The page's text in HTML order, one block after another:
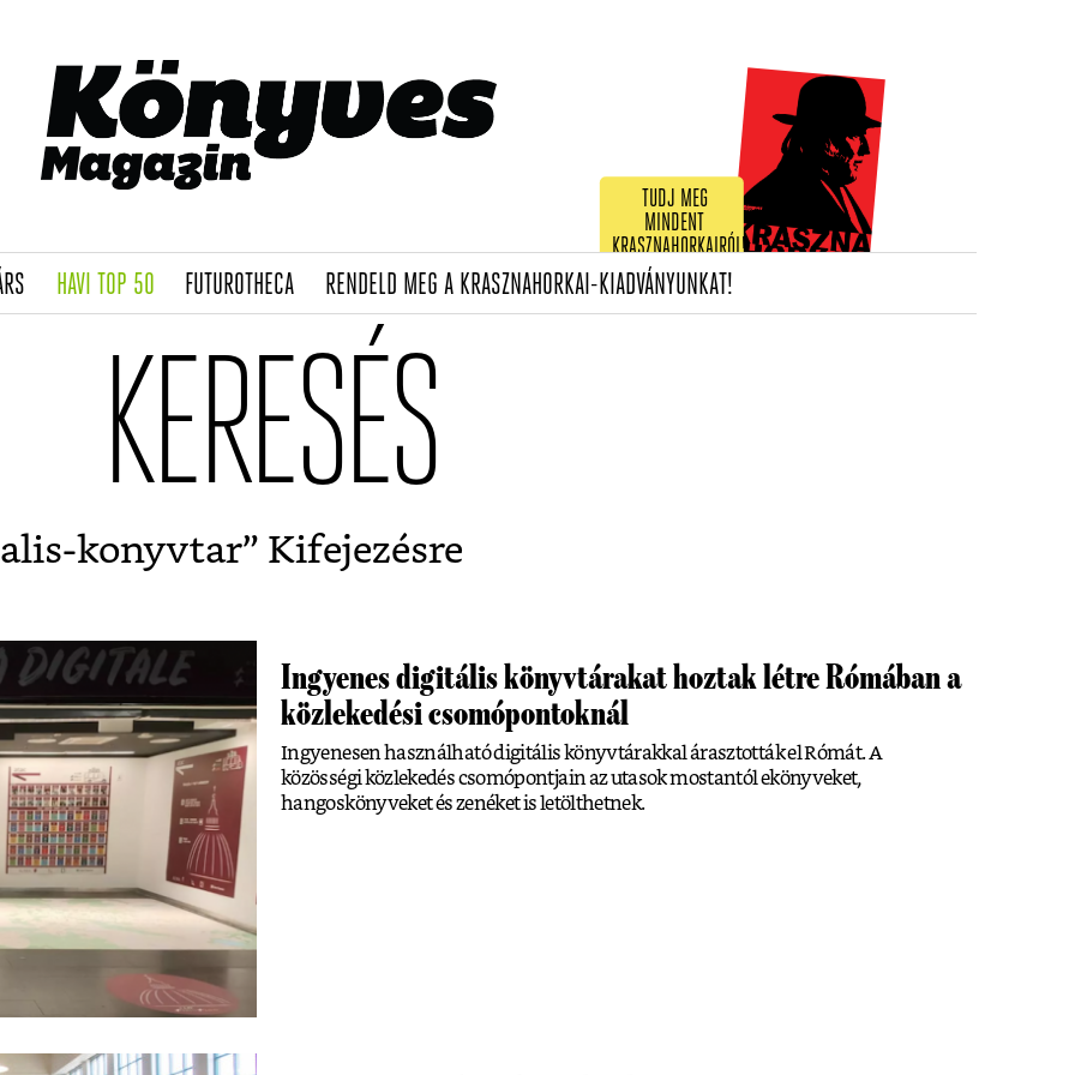
TUDJ MEG
MINDENT
KRASZNAHORKAIRÓL!
(CURRENT)
HAVI TOP 50(CURRENT)
FUTUROTHECA(CURRENT)
RENDELD MEG A KRASZNAHORKAI-KIADVÁNYUNKAT!(CURRENT)
KERESÉS
konyvtar” Kifejezésre
Ingyenes digitális könyvtárakat hoztak létre Rómában a
közlekedési csomópontoknál
Ingyenesen használható digitális könyvtárakkal árasztották el Rómát. A
közösségi közlekedés csomópontjain az utasok mostantól ekönyveket,
hangoskönyveket és zenéket is letölthetnek.